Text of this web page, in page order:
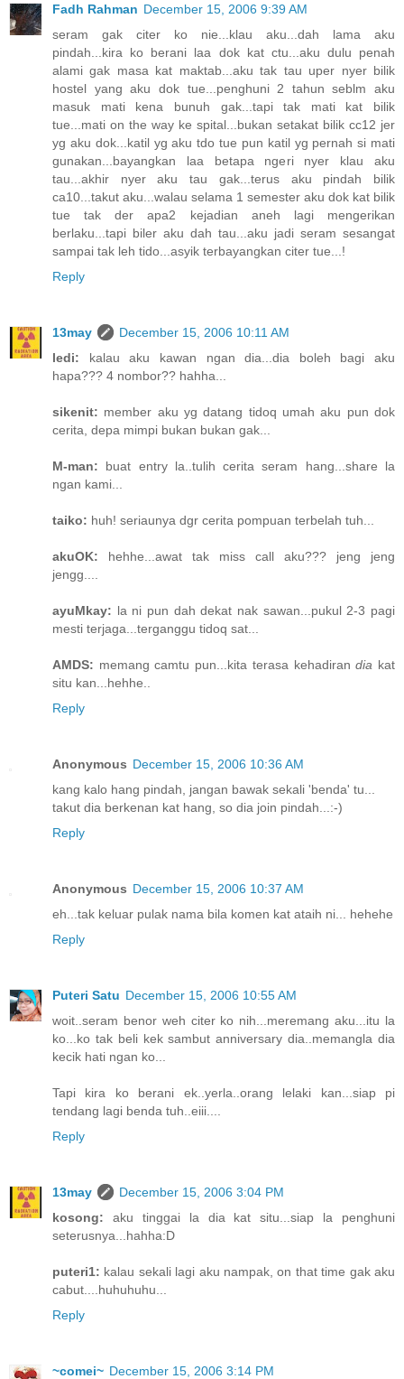
Fadh Rahman December 15, 2006 9:39 AM
seram gak citer ko nie...klau aku...dah lama aku
pindah...kira ko berani laa dok kat ctu...aku dulu penah
alami gak masa kat maktab...aku tak tau uper nyer bilik
hostel yang aku dok tue...penghuni 2 tahun seblm aku
masuk mati kena bunuh gak...tapi tak mati kat bilik
tue...mati on the way ke spital...bukan setakat bilik cc12 jer
yg aku dok...katil yg aku tdo tue pun katil yg pernah si mati
gunakan...bayangkan laa betapa ngeri nyer klau aku
tau...akhir nyer aku tau gak...terus aku pindah bilik
ca10...takut aku...walau selama 1 semester aku dok kat bilik
tue tak der apa2 kejadian aneh lagi mengerikan
berlaku...tapi biler aku dah tau...aku jadi seram sesangat
sampai tak leh tido...asyik terbayangkan citer tue...!
Reply
13may
December 15, 2006 10:11 AM
ledi: kalau aku kawan ngan dia...dia boleh bagi aku
hapa??? 4 nombor?? hahha...
sikenit: member aku yg datang tidoq umah aku pun dok
cerita, depa mimpi bukan bukan gak...
M-man: buat entry la..tulih cerita seram hang...share la
ngan kami...
taiko: huh! seriaunya dgr cerita pompuan terbelah tuh...
akuOK: hehhe...awat tak miss call aku??? jeng jeng
jengg....
ayuMkay: la ni pun dah dekat nak sawan...pukul 2-3 pagi
mesti terjaga...terganggu tidoq sat...
AMDS: memang camtu pun...kita terasa kehadirandia kat
situ kan...hehhe..
Reply
Anonymous December 15, 2006 10:36 AM
kang kalo hang pindah, jangan bawak sekali 'benda' tu...
takut dia berkenan kat hang, so dia join pindah...:-)
Reply
Anonymous December 15, 2006 10:37 AM
eh...tak keluar pulak nama bila komen kat ataih ni... hehehe
Reply
Puteri Satu December 15, 2006 10:55 AM
woit..seram benor weh citer ko nih...meremang aku...itu la
ko...ko tak beli kek sambut anniversary dia..memangla dia
kecik hati ngan ko...
Tapi kira ko berani ek..yerla..orang lelaki kan...siap pi
tendang lagi benda tuh..eiii....
Reply
13may
December 15, 2006 3:04 PM
kosong: aku tinggai la dia kat situ...siap la penghuni
seterusnya...hahha:D
puteri1: kalau sekali lagi aku nampak, on that time gak aku
cabut....huhuhuhu...
Reply
~comei~ December 15, 2006 3:14 PM